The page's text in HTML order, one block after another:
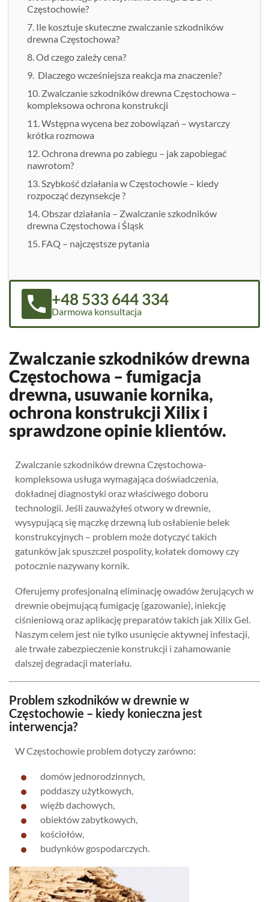
Zwalczanie szkodników drewna
Częstochowa – fumigacja
drewna, usuwanie kornika,
ochrona konstrukcji Xilix i
sprawdzone opinie klientów.
Zwalczanie szkodników drewna Częstochowa-
kompleksowa usługa wymagająca doświadczenia,
dokładnej diagnostyki oraz właściwego doboru
technologii. Jeśli zauważyłeś otwory w drewnie,
wysypującą się mączkę drzewną lub osłabienie belek
konstrukcyjnych – problem może dotyczyć takich
gatunków jak spuszczel pospolity, kołatek domowy czy
potocznie nazywany kornik.
Oferujemy profesjonalną eliminację owadów żerujących w
drewnie obejmującą fumigację (gazowanie), iniekcję
ciśnieniową oraz aplikację preparatów takich jak Xilix Gel.
Naszym celem jest nie tylko usunięcie aktywnej infestacji,
ale trwałe zabezpieczenie konstrukcji i zahamowanie
dalszej degradacji materiału.
Problem szkodników w drewnie w
Częstochowie – kiedy konieczna jest
interwencja?
W Częstochowie problem dotyczy zarówno:
domów jednorodzinnych,
poddaszy użytkowych,
więźb dachowych,
obiektów zabytkowych,
kościołów,
budynków gospodarczych.
Częstochowie?
Ile kosztuje skuteczne zwalczanie szkodników
drewna Częstochowa?
Od czego zależy cena?
Dlaczego wcześniejsza reakcja ma znaczenie?
Zwalczanie szkodników drewna Częstochowa –
kompleksowa ochrona konstrukcji
Wstępna wycena bez zobowiązań – wystarczy
krótka rozmowa
Ochrona drewna po zabiegu – jak zapobiegać
nawrotom?
Szybkość działania w Częstochowie – kiedy
rozpocząć dezynsekcje ?
Obszar działania – Zwalczanie szkodników
drewna Częstochowa i Śląsk
FAQ – najczęstsze pytania
+48 533 644 334
Darmowa konsultacja